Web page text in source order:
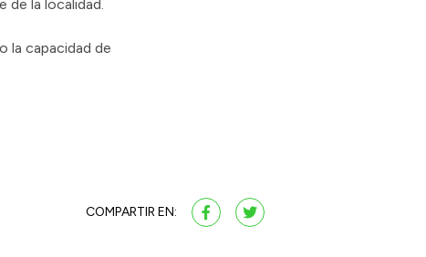
la localidad.
la capacidad de
COMPARTIR EN: